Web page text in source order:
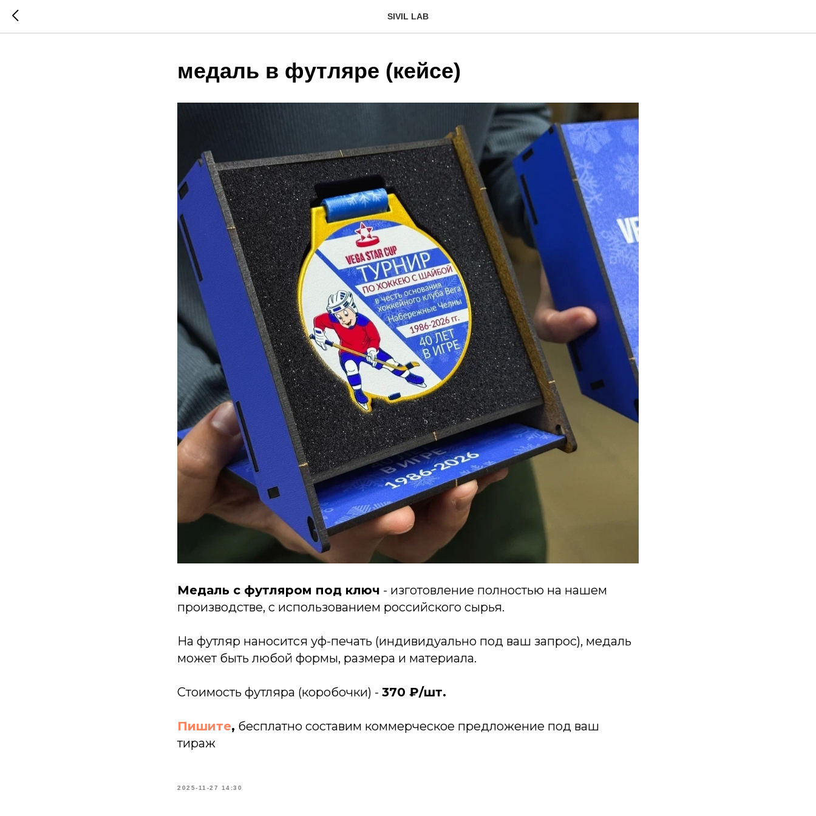
SIVIL LAB
медаль в футляре (кейсе)
Медаль с футляром под ключ - изготовление полностью на нашем
производстве, с использованием российского сырья.
На футляр наносится уф-печать (индивидуально под ваш запрос), медаль
может быть любой формы, размера и материала.
Стоимость футляра (коробочки) - 370 ₽/шт.
Пишите, бесплатно составим коммерческое предложение под ваш
тираж
2025-11-27 14:30